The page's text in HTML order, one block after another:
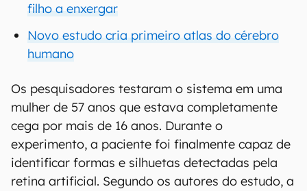
filho a enxergar
Novo estudo cria primeiro atlas do cérebro
humano
Os pesquisadores testaram o sistema em uma
mulher de 57 anos que estava completamente
cega por mais de 16 anos. Durante o
experimento, a paciente foi finalmente capaz de
identificar formas e silhuetas detectadas pela
retina artificial. Segundo os autores do estudo, a